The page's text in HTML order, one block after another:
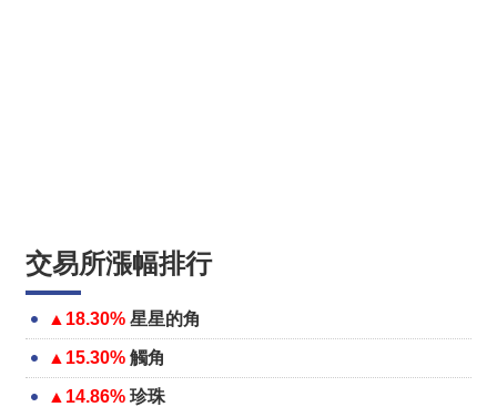
交易所漲幅排行
▲18.30% 星星的角
▲15.30% 觸角
▲14.86% 珍珠